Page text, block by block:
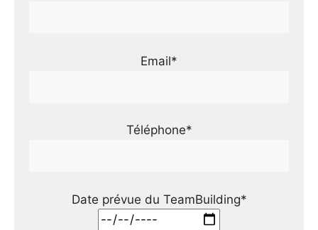
Email*
Téléphone*
Date prévue du TeamBuilding*